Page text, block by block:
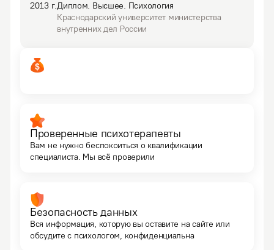
2013г.Диплом. Высшее. Психология
Краснодарский университет министерства
внутренних дел России
Проверенные психотерапевты
Вам не нужно беспокоиться о квалификации
специалиста. Мы всё проверили
Безопасность данных
Вся информация, которую вы оставите на сайте или
обсудите с психологом, конфиденциальна